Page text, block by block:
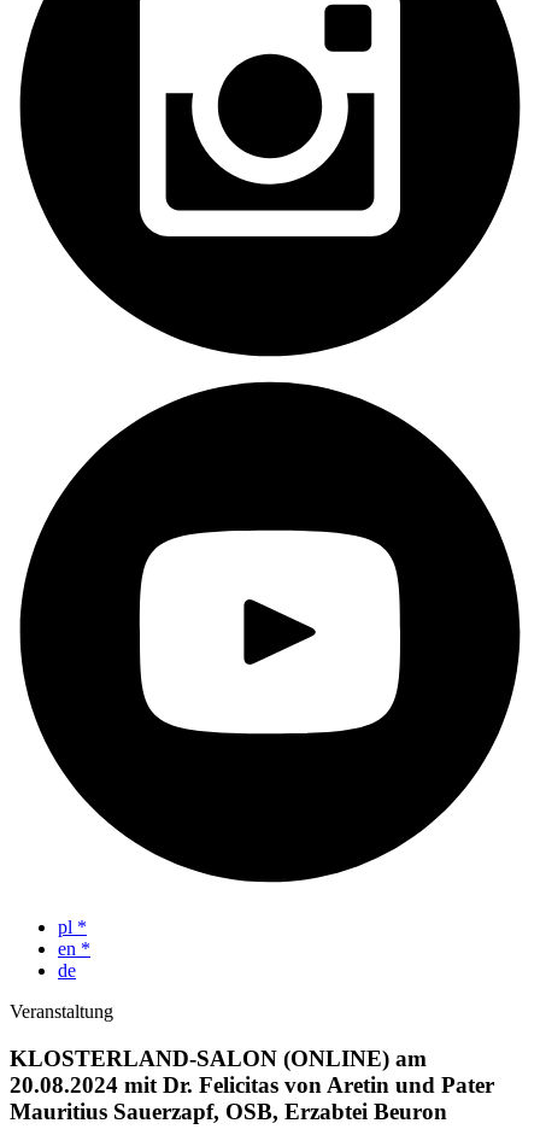
pl *
en *
de
Veranstaltung
KLOSTERLAND-SALON (ONLINE) am
20.08.2024 mit Dr. Felicitas von Aretin und Pater
Mauritius Sauerzapf, OSB, Erzabtei Beuron